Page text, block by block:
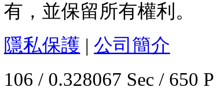
有，並保留所有權利。
隱私保護 | 公司簡介
106 / 0.328067 Sec / 650